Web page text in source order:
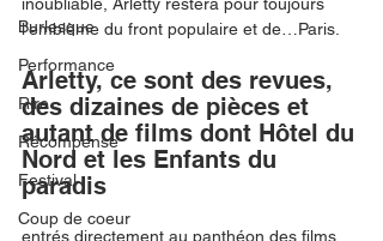
Burlesque
Performance
Rire
Récompense
Festival
Coup de coeur
l’emblème du front populaire et de…Paris.
Arletty, ce sont des revues,
des dizaines de pièces et
autant de films dont Hôtel du
Nord et les Enfants du
paradis
entrés directement au panthéon des films